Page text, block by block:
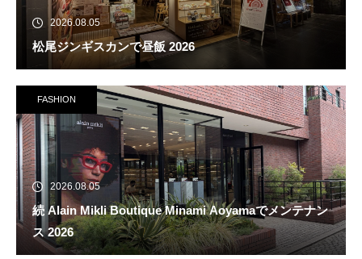
2026.08.05
松尾ジンギスカンで昼飯 2026
FASHION
2026.08.05
続 Alain Mikli Boutique Minami Aoyamaでメンテナン
ス 2026